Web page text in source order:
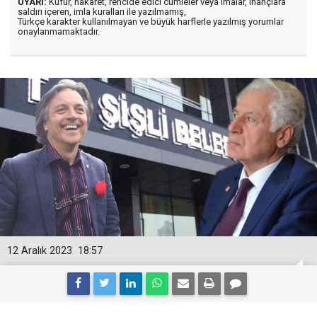
saldırı içeren, imla kuralları ile yazılmamış,
Türkçe karakter kullanılmayan ve büyük harflerle yazılmış yorumlar
onaylanmamaktadır.
18:57
12 Aralık 2023